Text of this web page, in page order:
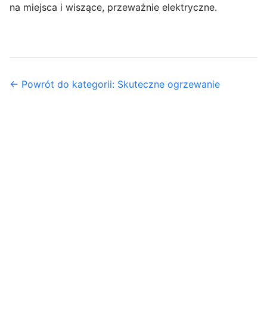
na miejsca i wiszące, przeważnie elektryczne.
← Powrót do kategorii: Skuteczne ogrzewanie